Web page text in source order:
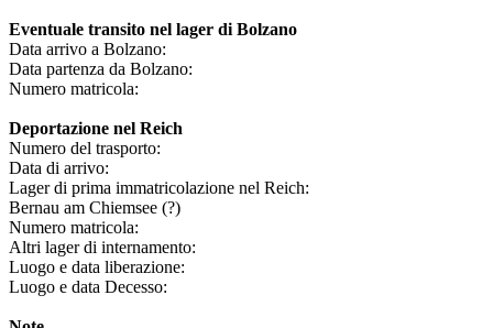
Eventuale transito nel lager di Bolzano
Data arrivo a Bolzano:
Data partenza da Bolzano:
Numero matricola:
Deportazione nel Reich
Numero del trasporto:
Data di arrivo:
Lager di prima immatricolazione nel Reich:
Bernau am Chiemsee (?)
Numero matricola:
Altri lager di internamento:
Luogo e data liberazione:
Luogo e data Decesso: